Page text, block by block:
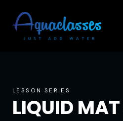
Accedi
LESSON SERIES
LIQUID